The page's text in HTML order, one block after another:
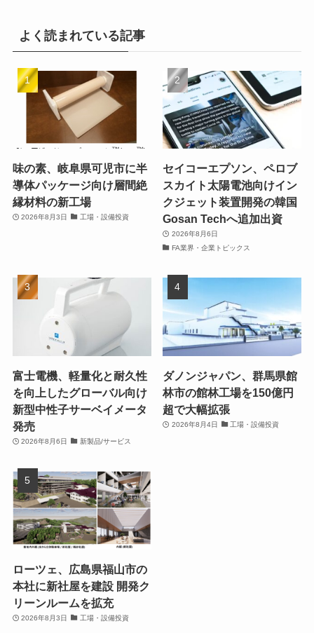
よく読まれている記事
味の素、岐阜県可児市に半
導体パッケージ向け層間絶
縁材料の新工場
2026年8月3日 工場・設備投資
セイコーエプソン、ペロブ
スカイト太陽電池向けイン
クジェット装置開発の韓国
Gosan Techへ追加出資
2026年8月6日
FA業界・企業トピックス
富士電機、軽量化と耐久性
を向上したグローバル向け
新型中性子サーベイメータ
発売
2026年8月6日 新製品/サービス
ダノンジャパン、群馬県館
林市の館林工場を150億円
超で大幅拡張
2026年8月4日 工場・設備投資
ローツェ、広島県福山市の
本社に新社屋を建設 開発ク
リーンルームを拡充
2026年8月3日 工場・設備投資